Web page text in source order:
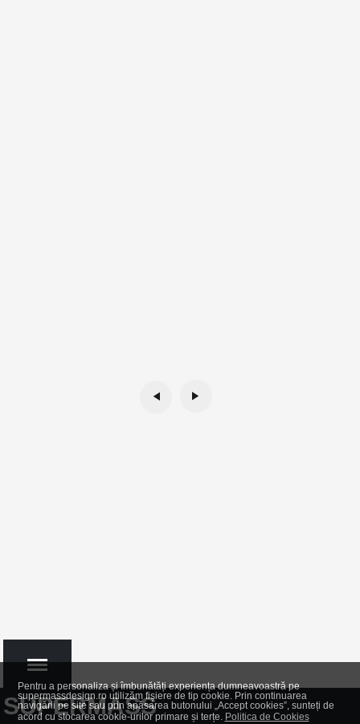
Pentru a personaliza și îmbunătăți experiența dumneavoastră pe
supermassdesign.ro utilizăm fișiere de tip cookie. Prin continuarea
navigării pe site sau prin apăsarea butonului „Accept cookies”, sunteți de
acord cu stocarea cookie-urilor primare și terțe. Politica de Cookies
SUPERMASS